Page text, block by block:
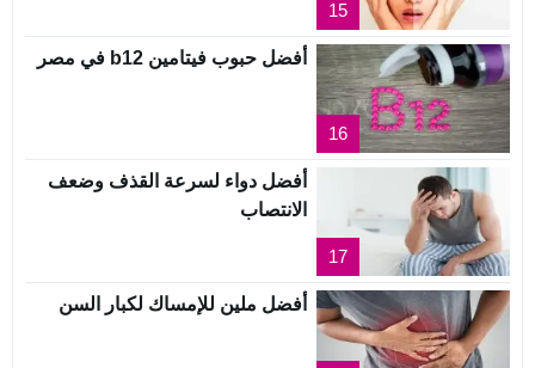
15
16
أفضل حبوب فيتامين b12 في مصر
17
أفضل دواء لسرعة القذف وضعف
الانتصاب
أفضل ملين للإمساك لكبار السن